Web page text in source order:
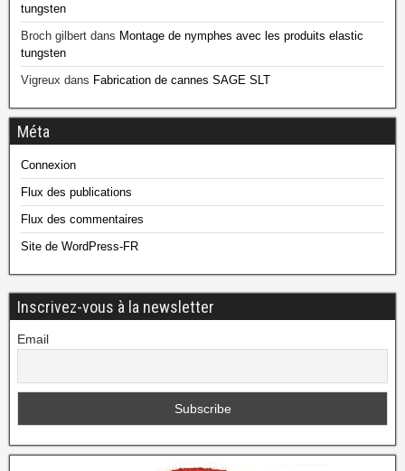
tungsten
Broch gilbert dans Montage de nymphes avec les produits elastic
tungsten
Vigreux dans Fabrication de cannes SAGE SLT
Méta
Connexion
Flux des publications
Flux des commentaires
Site de WordPress-FR
Inscrivez-vous à la newsletter
Email